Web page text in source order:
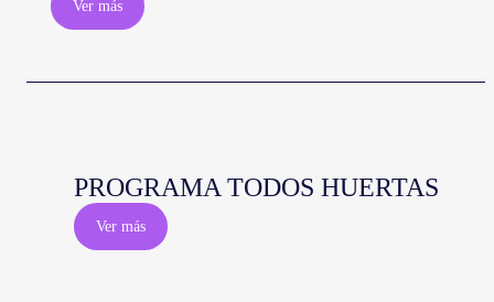
Ver más
PROGRAMA TODOS HUERTAS
Ver más